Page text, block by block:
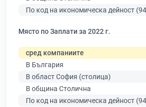
По код на икономическа дейност
Място по Заплати за 2022 г.
сред компаниите
В България
В област София (столица)
В община Столична
По код на икономическа дейност